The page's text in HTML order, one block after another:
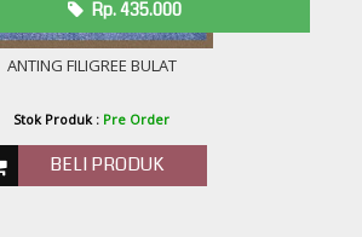
ANTING FILIGREE BULAT
Rp. 435.000
Stok Produk : Pre Order
BELI PRODUK